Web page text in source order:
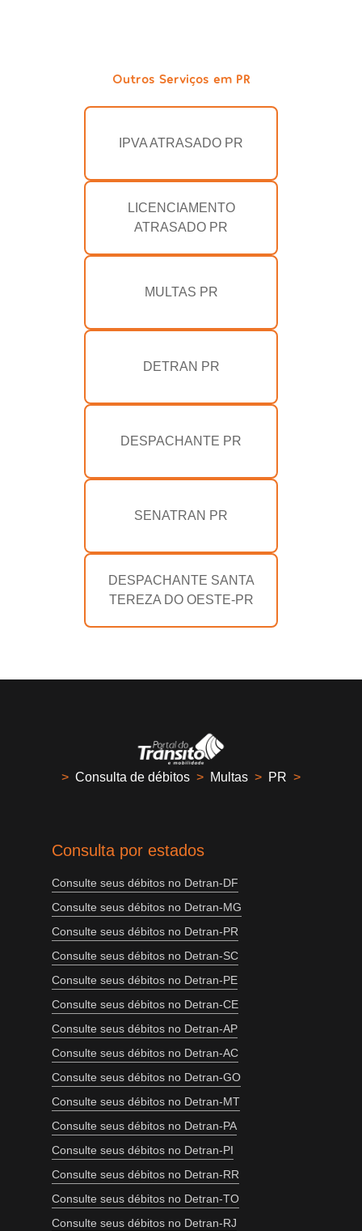
Outros Serviços em PR
IPVA ATRASADO PR
LICENCIAMENTO
ATRASADO PR
MULTAS PR
DETRAN PR
DESPACHANTE PR
SENATRAN PR
DESPACHANTE SANTA
TEREZA DO OESTE-PR
> Consulta de débitos > Multas > PR >
Consulta por estados
Consulte seus débitos no Detran-DF
Consulte seus débitos no Detran-MG
Consulte seus débitos no Detran-PR
Consulte seus débitos no Detran-SC
Consulte seus débitos no Detran-PE
Consulte seus débitos no Detran-CE
Consulte seus débitos no Detran-AP
Consulte seus débitos no Detran-AC
Consulte seus débitos no Detran-GO
Consulte seus débitos no Detran-MT
Consulte seus débitos no Detran-PA
Consulte seus débitos no Detran-PI
Consulte seus débitos no Detran-RR
Consulte seus débitos no Detran-TO
Consulte seus débitos no Detran-RJ